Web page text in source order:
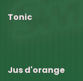
Tonic
Jus d'orange